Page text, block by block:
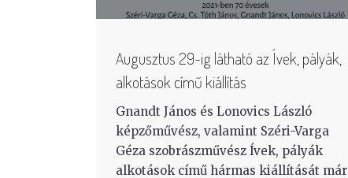
Augusztus 29-ig látható az Ívek, pályák,
alkotások című kiállítás
Gnandt János és Lonovics László
képzőművész, valamint Széri-Varga
Géza szobrászművész Ívek, pályák
alkotások című hármas kiállítását már